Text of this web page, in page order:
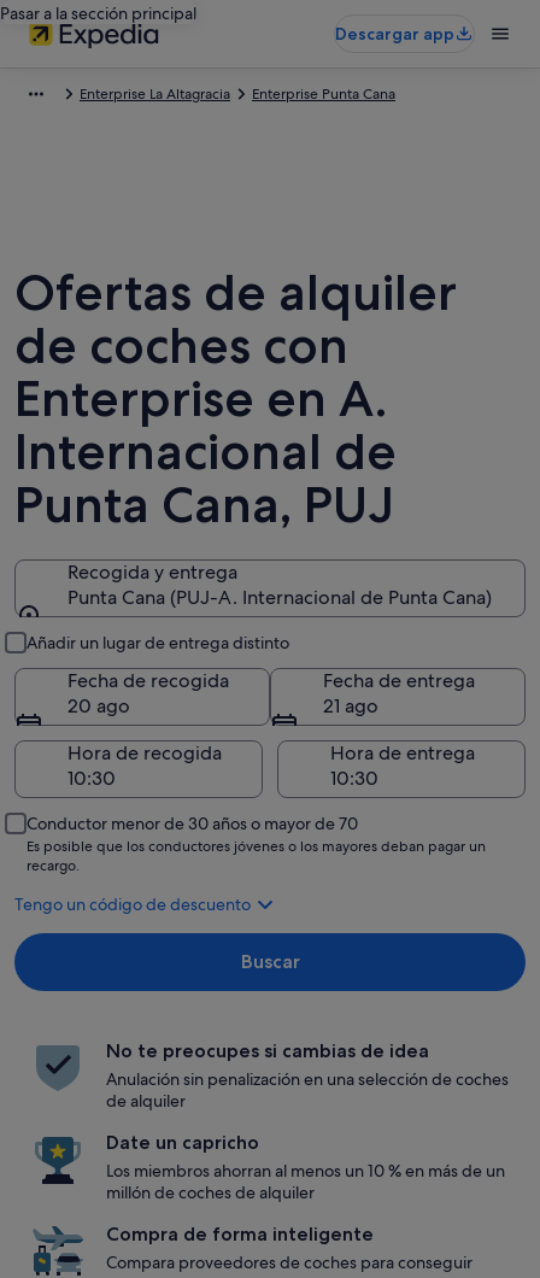
Pasar a la sección principal
Descargar app
Enterprise La Altagracia Enterprise Punta Cana
Ofertas de alquiler
de coches con
Enterprise en A.
Internacional de
Punta Cana, PUJ
Recogida y entrega
Punta Cana (PUJ-A. Internacional de Punta Cana)
Añadir un lugar de entrega distinto
Fecha de recogida
20 ago
Fecha de entrega
21 ago
Hora de recogida
Hora de entrega
Conductor menor de 30 años o mayor de 70
Es posible que los conductores jóvenes o los mayores deban pagar un
recargo.
Tengo un código de descuento
Buscar
No te preocupes si cambias de idea
Anulación sin penalización en una selección de coches
de alquiler
Date un capricho
Los miembros ahorran al menos un 10 % en más de un
millón de coches de alquiler
Compra de forma inteligente
Compara proveedores de coches para conseguir